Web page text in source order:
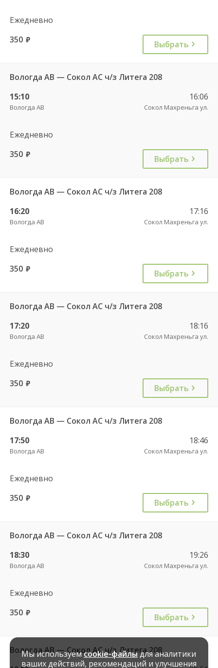
Ежедневно
350 руб. Выбрать
Вологда АВ — Сокол АС ч/з Литега 208
15:10
Вологда АВ
16:06
Сокол Махреньга ул.
Ежедневно
350 руб. Выбрать
Вологда АВ — Сокол АС ч/з Литега 208
16:20
Вологда АВ
17:16
Сокол Махреньга ул.
Ежедневно
350 руб. Выбрать
Вологда АВ — Сокол АС ч/з Литега 208
17:20
Вологда АВ
18:16
Сокол Махреньга ул.
Ежедневно
350 руб. Выбрать
Вологда АВ — Сокол АС ч/з Литега 208
17:50
Вологда АВ
18:46
Сокол Махреньга ул.
Ежедневно
350 руб. Выбрать
Вологда АВ — Сокол АС ч/з Литега 208
18:30
Вологда АВ
19:26
Сокол Махреньга ул.
Ежедневно
350 руб. Выбрать
Вологда АВ — Сокол АС ч/з Литега 208
Мы используемcookie-файлыдля аналитики
ваших действий, рекомендаций и улучшения